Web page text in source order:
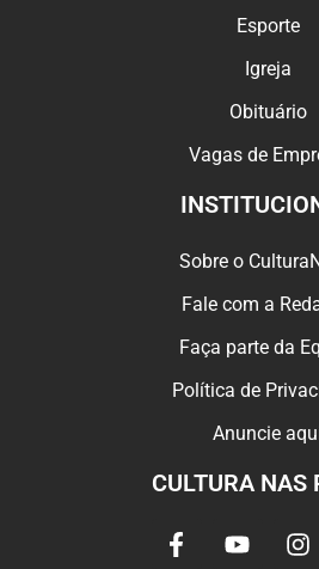
Esporte
Igreja
Obituário
Vagas de
Sobre o
Fale com a
Faça parte da
Política de
Anuncie
CULTURA NAS